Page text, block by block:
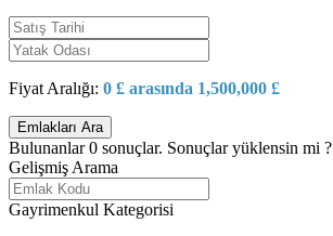
Fiyat Aralığı: 0 £ arasında 1,500,000 £
Bulunanlar0 sonuçlar. Sonuçlar yüklensin mi ?
Gelişmiş Arama
Gayrimenkul Kategorisi